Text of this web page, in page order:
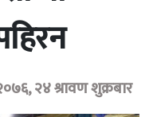
२४ श्रावण शुक्रबार